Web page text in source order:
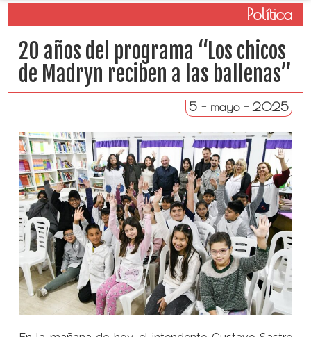
Política
20 años del programa “Los chicos
de Madryn reciben a las ballenas”
5 - mayo - 2025